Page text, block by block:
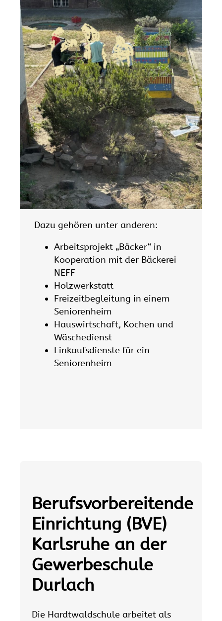
Dazu gehören unter anderen:
Arbeitsprojekt „Bäcker“ in
Kooperation mit der Bäckerei
NEFF
Holzwerkstatt
Freizeitbegleitung in einem
Seniorenheim
Hauswirtschaft, Kochen und
Wäschedienst
Einkaufsdienste für ein
Seniorenheim
Berufsvorbereitende
Einrichtung (BVE)
Karlsruhe an der
Gewerbeschule
Durlach
Die Hardtwaldschule arbeitet als